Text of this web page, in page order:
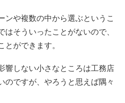
ンや複数の中から選ぶというこ
はそういったことがないので、
とができます。
響しない小さなところは工務店
のですが、やろうと思えば隅々